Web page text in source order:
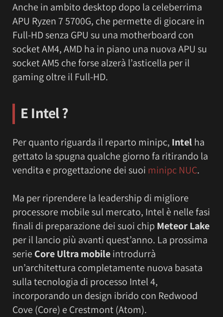
Anche in ambito desktop dopo la celeberrima
APU Ryzen 7 5700G, che permette di giocare in
Full-HD senza GPU su una motherboard con
socket AM4, AMD ha in piano una nuova APU su
socket AM5 che forse alzerà l’asticella per il
gaming oltre il Full-HD.
E Intel ?
Per quanto riguarda il reparto minipc, Intelha
gettato la spugna qualche giorno fa ritirando la
vendita e progettazione dei suoi minipc NUC.
Ma per riprendere la leadership di migliore
processore mobile sul mercato, Intel è nelle fasi
finali di preparazione dei suoi chip Meteor Lake
per il lancio più avanti quest’anno. La prossima
serie Core Ultra mobileintrodurrà
un’architettura completamente nuova basata
sulla tecnologia di processo Intel 4,
incorporando un design ibrido con Redwood
Cove (Core) e Crestmont (Atom).